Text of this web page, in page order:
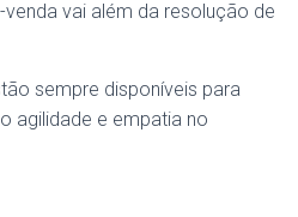
vai além da resolução de
sempre disponíveis para
agilidade e empatia no